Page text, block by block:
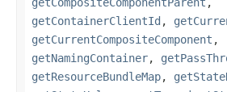
getContainerClientId ,
getCurrentCompositeComponent ,
getNamingContainer,
getResourceBundleMap,